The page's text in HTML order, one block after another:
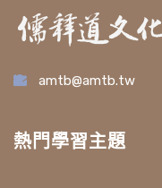
amtb@amtb.tw
熱門學習主題